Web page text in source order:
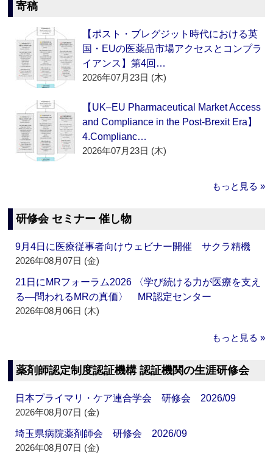
寄稿
【ポスト・ブレグジット時代における英
国・EUの医薬品市場アクセスとコンプラ
イアンス】第4回…
2026年07月23日 (木)
【UK–EU Pharmaceutical Market Access
and Compliance in the Post-Brexit Era】
4.Complianc…
2026年07月23日 (木)
もっと見る »
研修会 セミナー 催し物
9月4日に医療従事者向けウェビナー開催 サクラ精機
2026年08月07日 (金)
21日にMRフォーラム2026 〈学び続ける力が医療を支え
る―問われるMRの真価〉 MR認定センター
2026年08月06日 (木)
もっと見る »
薬剤師認定制度認証機構 認証機関の生涯研修会
日本プライマリ・ケア連合学会 研修会 2026/09
2026年08月07日 (金)
埼玉県病院薬剤師会 研修会 2026/09
2026年08月07日 (金)